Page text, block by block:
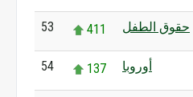
53 411 حقوق الطفل
54 137 أوروبا